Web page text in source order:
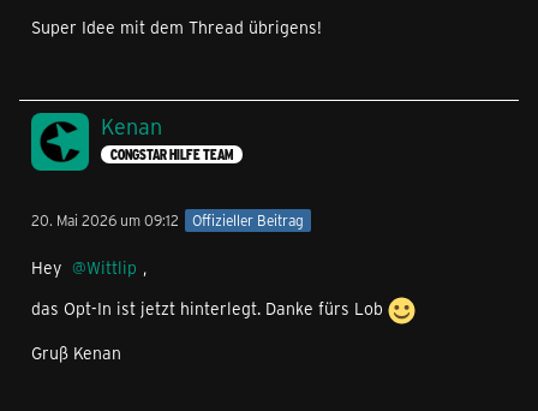
Super Idee mit dem Thread übrigens!
Kenan
CONGSTAR HILFE TEAM
20. Mai 2026 um 09:12 Offizieller Beitrag
Hey Wittlip ,
das Opt-In ist jetzt hinterlegt. Danke fürs Lob
Gruß Kenan